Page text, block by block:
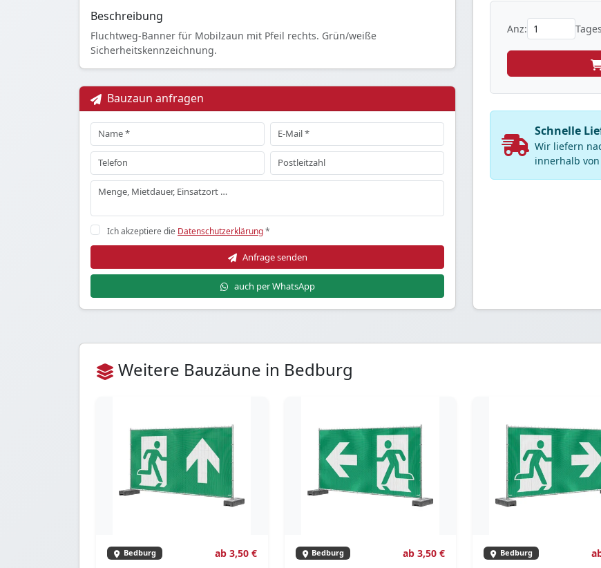
Beschreibung
Fluchtweg-Banner für Mobilzaun mit Pfeil rechts. Grün/weiße
Sicherheitskennzeichnung.
Bauzaun anfragen
Ich akzeptiere die Datenschutzerklärung*
Anfrage senden
auch per WhatsApp
Anz:
Schnelle
Wir liefern
innerhalb
Weitere Bauzäune in Bedburg
Bedburg
ab 3,50 €
Bedburg
ab 3,50 €
Bedburg